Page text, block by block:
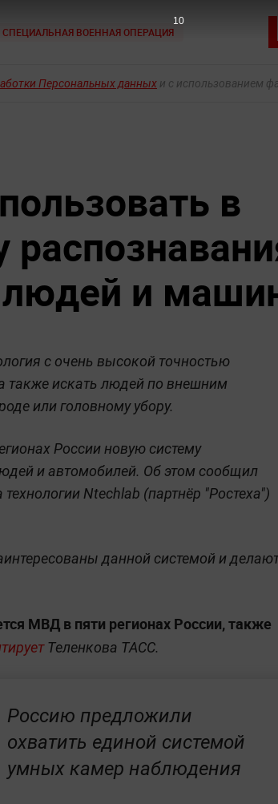
СПЕЦИАЛЬНАЯ ВОЕННАЯ ОПЕРАЦИЯ
Персональных данных и с использованием
в
людей и
с очень высокой точностью
также искать людей по внешним
или головному убору.
России новую систему
и автомобилей. Об этом сообщил
Ntechlab (партнёр "Ростеха")
данной системой и
МВД в пяти регионах России, также
Теленкова ТАСС.
Россию предложили
охватить единой системой
умных камер наблюдения
9